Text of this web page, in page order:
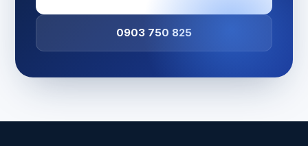
0903 750 825